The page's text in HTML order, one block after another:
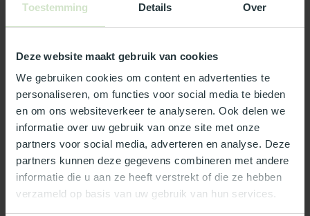
Toestemming Details Over
Deze website maakt gebruik van cookies
We gebruiken cookies om content en advertenties te
personaliseren, om functies voor social media te bieden
en om ons websiteverkeer te analyseren. Ook delen we
informatie over uw gebruik van onze site met onze
partners voor social media, adverteren en analyse. Deze
partners kunnen deze gegevens combineren met andere
informatie die u aan ze heeft verstrekt of die ze hebben
verzameld op basis van uw gebruik van hun services.
Specificaties
Reviews
Wat ons écht bijzonder maakt:
Officieel Skylux dealer!
Gratis bezorging in Nederland, m.u.v. de Waddeneilanden
99% uit voorraad leverbaar